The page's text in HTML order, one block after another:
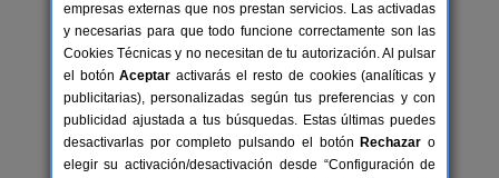
6 pers.
desde36 €
Can Garganta
Centenys (Girona)
empresas externas que nos prestan servicios. Las activadas
y necesarias para que todo funcione correctamente son las
Cookies Técnicas y no necesitan de tu autorización. Al pulsar
el botónAceptar activarás el resto de cookies (analíticas y
publicitarias), personalizadas según tus preferencias y con
publicidad ajustada a tus búsquedas. Estas últimas puedes
desactivarlas por completo pulsando el botón Rechazar o
elegir su activación/desactivación desde “Configuración de